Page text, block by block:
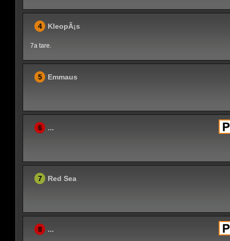
4 KleopÃ¡s
7a tare.
5 Emmaus
6 ...
7 Red Sea
8 ...